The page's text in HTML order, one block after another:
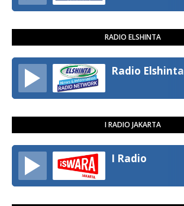
RADIO ELSHINTA
Radio Elshinta
I RADIO JAKARTA
I Radio